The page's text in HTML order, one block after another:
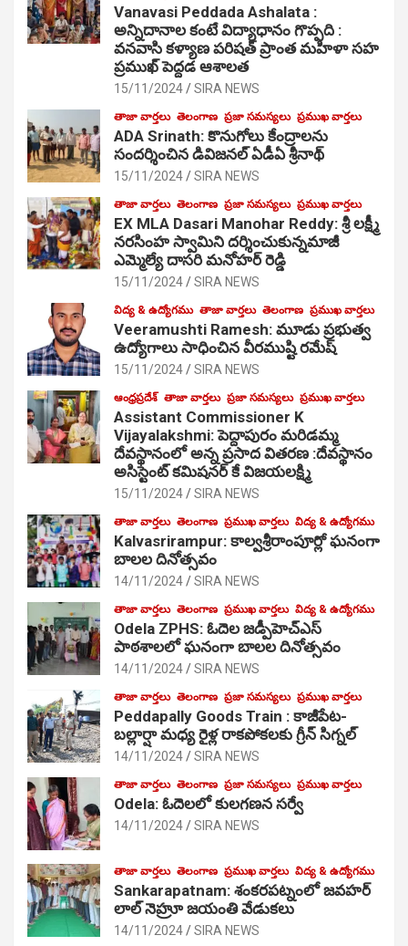
Vanavasi Peddada Ashalata :
అన్నిదానాల కంటే విద్యాధానం గొప్పది :
వనవాసి కళ్యాణ పరిషత్ ప్రాంత మహిళా సహ
ప్రముఖ్ పెద్దడ ఆశాలత
15/11/2024 SIRA NEWS
తాజా వార్తలు తెలంగాణ ప్రజా సమస్యలు ప్రముఖ వార్తలు
ADA Srinath: కొనుగోలు కేంద్రాల‌ను
సంద‌ర్శించిన డివిజనల్ ఏడీఏ శ్రీనాథ్
15/11/2024 SIRA NEWS
తాజా వార్తలు తెలంగాణ ప్రజా సమస్యలు ప్రముఖ వార్తలు
EX MLA Dasari Manohar Reddy: శ్రీ లక్ష్మీ
నరసింహ స్వామిని దర్శించుకున్నమాజీ
ఎమ్మెల్యే దాసరి మనోహర్ రెడ్డి
15/11/2024 SIRA NEWS
విద్య & ఉద్యోగము తాజా వార్తలు తెలంగాణ ప్రముఖ వార్తలు
Veeramushti Ramesh: మూడు ప్రభుత్వ
ఉద్యోగాలు సాధించిన వీరముష్టి రమేష్
15/11/2024 SIRA NEWS
ఆంధ్రప్రదేశ్ తాజా వార్తలు ప్రజా సమస్యలు ప్రముఖ వార్తలు
Assistant Commissioner K
Vijayalakshmi: పెద్దాపురం మరిడమ్మ
దేవస్థానంలో అన్న ప్రసాద వితరణ :దేవస్థానం
అసిస్టెంట్ కమిషనర్ కే విజయలక్ష్మి
15/11/2024 SIRA NEWS
తాజా వార్తలు తెలంగాణ ప్రముఖ వార్తలు విద్య & ఉద్యోగము
Kalvasrirampur: కాల్వశ్రీరాంపూర్లో ఘనంగా
బాలల దినోత్సవం
14/11/2024 SIRA NEWS
తాజా వార్తలు తెలంగాణ ప్రముఖ వార్తలు విద్య & ఉద్యోగము
Odela ZPHS: ఓదెల జ‌డ్పీహెచ్ఎస్
పాఠ‌శాల‌లో ఘనంగా బాలల దినోత్సవం
14/11/2024 SIRA NEWS
తాజా వార్తలు తెలంగాణ ప్రజా సమస్యలు ప్రముఖ వార్తలు
Peddapally Goods Train : కాజీపేట-
బల్లార్షా మధ్య రైళ్ల రాకపోకలకు గ్రీన్ సిగ్నల్
14/11/2024 SIRA NEWS
తాజా వార్తలు తెలంగాణ ప్రజా సమస్యలు ప్రముఖ వార్తలు
Odela: ఓదెలలో కులగణన సర్వే
14/11/2024 SIRA NEWS
తాజా వార్తలు తెలంగాణ ప్రముఖ వార్తలు విద్య & ఉద్యోగము
Sankarapatnam: శంకరపట్నంలో జవహర్
లాల్ నెహ్రూ జయంతి వేడుకలు
14/11/2024 SIRA NEWS